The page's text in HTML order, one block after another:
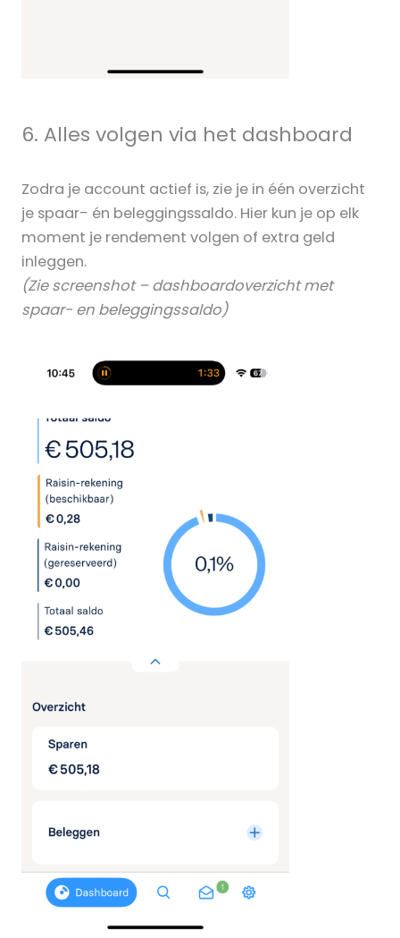
6. Alles volgen via het dashboard
Zodra je account actief is, zie je in één overzicht
je spaar- én beleggingssaldo. Hier kun je op elk
moment je rendement volgen of extra geld
inleggen.
(Zie screenshot – dashboardoverzicht met
spaar- en beleggingssaldo)